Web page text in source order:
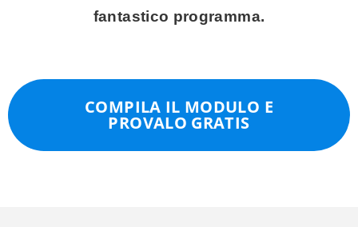
fantastico programma.
COMPILA IL MODULO E
PROVALO GRATIS